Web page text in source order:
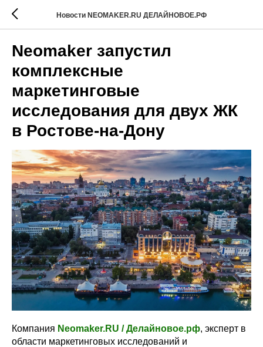
Новости NEOMAKER.RU ДЕЛАЙНОВОЕ.РФ
Neomaker запустил
комплексные
маркетинговые
исследования для двух ЖК
в Ростове-на-Дону
Компания Neomaker.RU / Делайновое.рф, эксперт в
области маркетинговых исследований и